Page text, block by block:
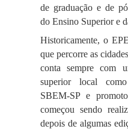
de graduação e de
do Ensino Superior e
Historicamente, o
que percorre as
conta sempre com
superior local
SBEM-SP e
começou sendo
depois de algumas